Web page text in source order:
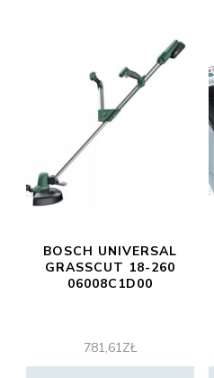
BOSCH UNIVERSAL
GRASSCUT 18-260
06008C1D00
781,61ZŁ